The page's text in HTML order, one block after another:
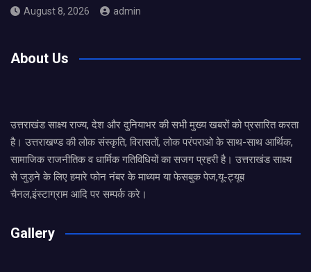
August 8, 2026 admin
About Us
उत्तराखंड साक्ष्य राज्य, देश और दुनियाभर की सभी मुख्य खबरों को प्रसारित करता
है। उत्तराखण्ड की लोक संस्कृति, विरासतों, लोक परंपराओ के साथ-साथ आर्थिक,
सामाजिक राजनीतिक व धार्मिक गतिविधियों का सजग प्रहरी है। उत्तराखंड साक्ष्य
से जुड़ने के लिए हमारे फोन नंबर के माध्यम या फेसबुक पेज,यू-ट्यूब
चैनल,इंस्टाग्राम आदि पर सम्पर्क करे।
Gallery